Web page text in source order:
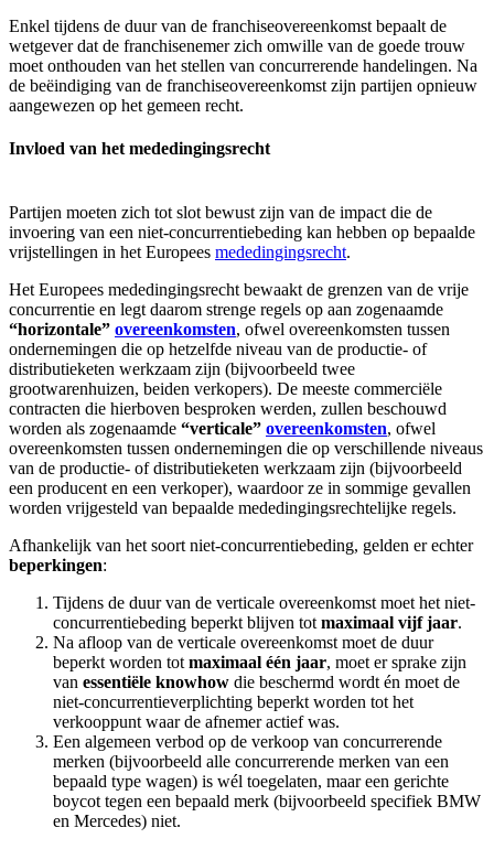
Enkel tijdens de duur van de franchiseovereenkomst bepaalt de
wetgever dat de franchisenemer zich omwille van de goede trouw
moet onthouden van het stellen van concurrerende handelingen. Na
de beëindiging van de franchiseovereenkomst zijn partijen opnieuw
aangewezen op het gemeen recht.
Invloed van het mededingingsrecht
Partijen moeten zich tot slot bewust zijn van de impact die de
invoering van een niet-concurrentiebeding kan hebben op bepaalde
vrijstellingen in het Europees mededingingsrecht.
Het Europees mededingingsrecht bewaakt de grenzen van de vrije
concurrentie en legt daarom strenge regels op aan zogenaamde
“horizontale” overeenkomsten, ofwel overeenkomsten tussen
ondernemingen die op hetzelfde niveau van de productie- of
distributieketen werkzaam zijn (bijvoorbeeld twee
grootwarenhuizen, beiden verkopers). De meeste commerciële
contracten die hierboven besproken werden, zullen beschouwd
worden als zogenaamde “verticale” overeenkomsten, ofwel
overeenkomsten tussen ondernemingen die op verschillende niveaus
van de productie- of distributieketen werkzaam zijn (bijvoorbeeld
een producent en een verkoper), waardoor ze in sommige gevallen
worden vrijgesteld van bepaalde mededingingsrechtelijke regels.
Afhankelijk van het soort niet-concurrentiebeding, gelden er echter
beperkingen:
Tijdens de duur van de verticale overeenkomst moet het niet-
concurrentiebeding beperkt blijven tot maximaal vijf jaar.
Na afloop van de verticale overeenkomst moet de duur
beperkt worden tot maximaal één jaar, moet er sprake zijn
van essentiële knowhow die beschermd wordt én moet de
niet-concurrentieverplichting beperkt worden tot het
verkooppunt waar de afnemer actief was.
Een algemeen verbod op de verkoop van concurrerende
merken (bijvoorbeeld alle concurrerende merken van een
bepaald type wagen) is wél toegelaten, maar een gerichte
boycot tegen een bepaald merk (bijvoorbeeld specifiek BMW
en Mercedes) niet.